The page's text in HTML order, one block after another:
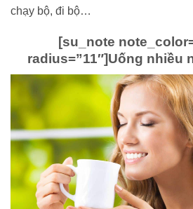
chạy bộ, đi bộ…
[su_note
radius=”11″]Uống nhiều